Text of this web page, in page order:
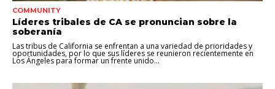
COMMUNITY
Líderes tribales de CA se pronuncian sobre la
soberanía
Las tribus de California se enfrentan a una variedad de prioridades y
oportunidades, por lo que sus líderes se reunieron recientemente en
Los Ángeles para formar un frente unido...